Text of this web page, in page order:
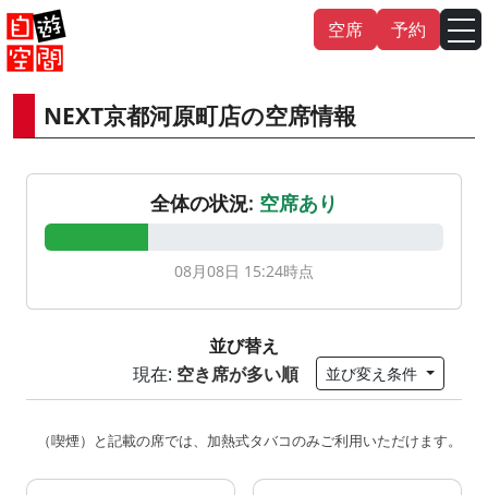
Skip
to
content
空席 予約
NEXT京都河原町店の空席情報
全体の状況: 空席あり
08月08日 15:24時点
並び替え
現在: 空き席が多い順 並び変え条件
（喫煙）と記載の席では、加熱式タバコのみご利用いただけます。
English 中文（繁體） 中文（简体）
한국어